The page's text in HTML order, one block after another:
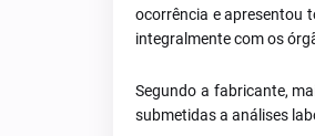
ocorrência e apresentou
integralmente com os
Segundo a fabricante,
submetidas a análises